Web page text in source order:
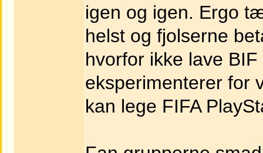
igen og igen. Ergo
helst og fjolserne
hvorfor ikke lave
eksperimenterer for
kan lege FIFA